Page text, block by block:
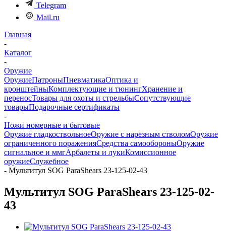
Telegram
Mail.ru
Главная
-
Каталог
-
Оружие
ОружиеПатроныПневматикаОптика и
кронштейныКомплектующие и тюнингХранение и
переносТовары для охоты и стрельбыСопутствующие
товарыПодарочные сертификаты
-
Ножи номерные и бытовые
Оружие гладкоствольноеОружие с нарезным стволомОружие
ограниченного пораженияСредства самообороныОружие
сигнальное и ммгАрбалеты и лукиКомиссионное
оружиеСлужебное
- Мультитул SOG ParaShears 23-125-02-43
Мультитул SOG ParaShears 23-125-02-
43